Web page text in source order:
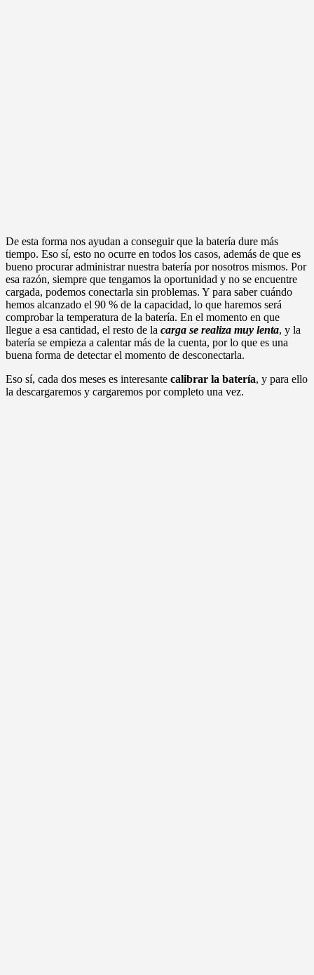
De esta forma nos ayudan a conseguir que la batería dure más
tiempo. Eso sí, esto no ocurre en todos los casos, además de que es
bueno procurar administrar nuestra batería por nosotros mismos. Por
esa razón, siempre que tengamos la oportunidad y no se encuentre
cargada, podemos conectarla sin problemas. Y para saber cuándo
hemos alcanzado el 90 % de la capacidad, lo que haremos será
comprobar la temperatura de la batería. En el momento en que
llegue a esa cantidad, el resto de la carga se realiza muy lenta, y la
batería se empieza a calentar más de la cuenta, por lo que es una
buena forma de detectar el momento de desconectarla.
Eso sí, cada dos meses es interesante calibrar la batería, y para ello
la descargaremos y cargaremos por completo una vez.